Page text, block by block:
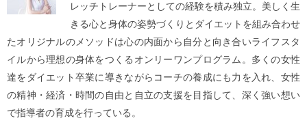
レッチトレーナーとしての経験を積み独立。美しく生
きる心と身体の姿勢づくりとダイエットを組み合わせ
たオリジナルのメソッドは心の内面から自分と向き合いライフスタ
イルから理想の身体をつくるオンリーワンプログラム。多くの女性
達をダイエット卒業に導きながらコーチの養成にも力を入れ、女性
の精神・経済・時間の自由と自立の支援を目指して、深く強い想い
で指導者の育成を行っている。